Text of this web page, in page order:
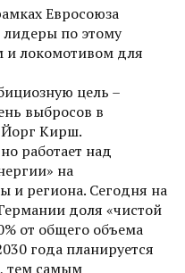
Евросоюза
по этому
и локомотивом для
цель –
выбросов в
Йорг Кирш.
работает над
на
и региона. Сегодня на
доля «чистой
от общего объема
года планируется
тем самым